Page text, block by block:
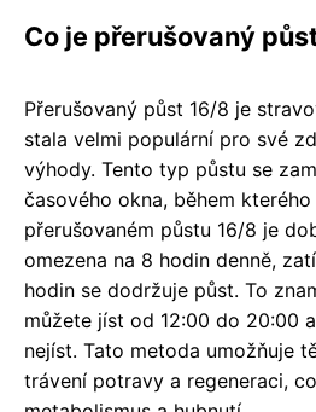
Co je přerušovaný
Přerušovaný půst 16/8 je
stala velmi populární pro své
výhody. Tento typ půstu se
časového okna, během
přerušovaném půstu 16/8 je
omezena na 8 hodin denně,
hodin se dodržuje půst. To
můžete jíst od 12:00 do 20:00
nejíst. Tato metoda umožňuje
trávení potravy a regeneraci,